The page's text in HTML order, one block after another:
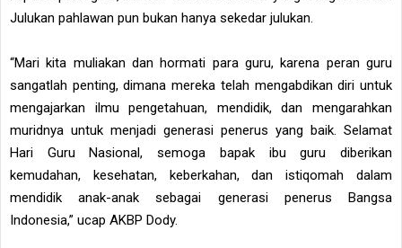
Julukan pahlawan pun bukan hanya sekedar julukan.
“Mari kita muliakan dan hormati para guru, karena peran guru
sangatlah penting, dimana mereka telah mengabdikan diri untuk
mengajarkan ilmu pengetahuan, mendidik, dan mengarahkan
muridnya untuk menjadi generasi penerus yang baik. Selamat
Hari Guru Nasional, semoga bapak ibu guru diberikan
kemudahan, kesehatan, keberkahan, dan istiqomah dalam
mendidik anak-anak sebagai generasi penerus Bangsa
Indonesia,” ucap AKBP Dody.